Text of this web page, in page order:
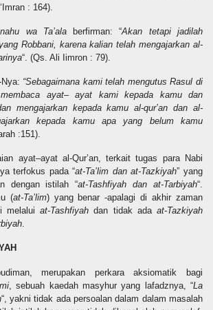
n : 164).
wa Ta’alaberfirman: “Akan tetapi jadilah
Robbani, karena kalian telah mengajarkan al-
“. (Qs. Ali imron : 79).
“Sebagaimana kami telah mengutus Rasul di
ayat– ayat kami kepada kamu dan
mengajarkan kepada kamu al-qur’an dan al-
kepada kamu apa yang belum kamu
:151).
ayat–ayat al-Qur’an, terkait tugas para Nabi
terfokus pada “at-Ta’lim dan at-Tazkiyah” yang
dengan istilah “at-Tashfiyah dan at-Tarbiyah“.
(at-Ta’lim) yang benar -apalagi di akhir zaman
melalui at-Tashfiyah dan tidak ada at-Tazkiyah
.
merupakan perkara aksiomatik bagi
, sebuah kaedah masyhur yang lafadznya, “La
“, yakni tidak ada persoalan dalam dalam masalah